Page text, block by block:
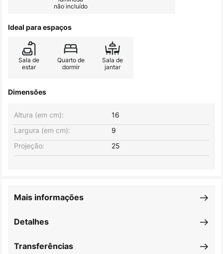
não incluído
Ideal para espaços
Sala de
estar
Quarto de
dormir
Sala de
jantar
Dimensões
Largura (em cm): 9
Altura (em cm): 16
Projeção: 25
Detalhes
Mais informações
Transferências